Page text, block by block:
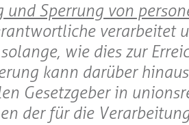
und Sperrung von
verarbeitet
wie dies zur
kann darüber
Gesetzgeber in
der für die